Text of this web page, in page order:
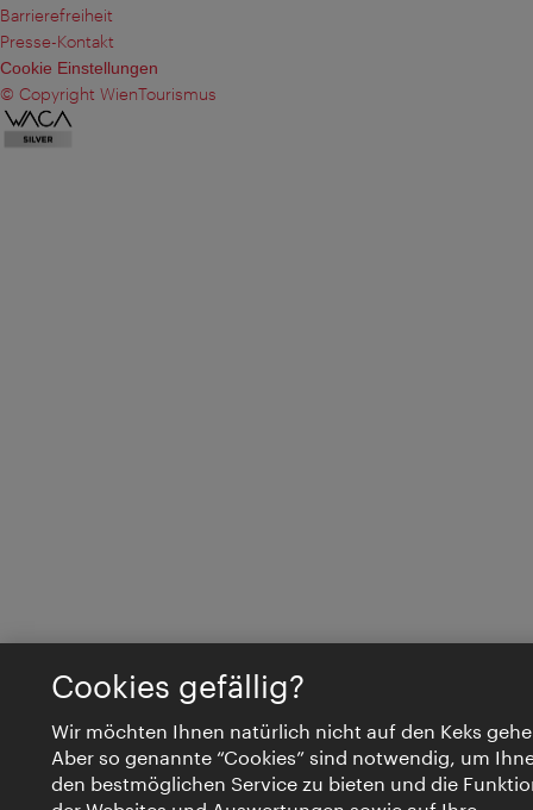
Barrierefreiheit
Presse-Kontakt
Cookie Einstellungen
© Copyright WienTourismus
Cookies gefällig?
Wir möchten Ihnen natürlich nicht auf den Keks
Aber so genannte “Cookies” sind notwendig, um
den bestmöglichen Service zu bieten und die